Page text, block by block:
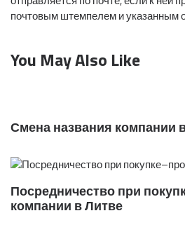
почтовым штемпелем и указанным
You May Also Like
Смена названия компании
Посредничество при
компании в Литве